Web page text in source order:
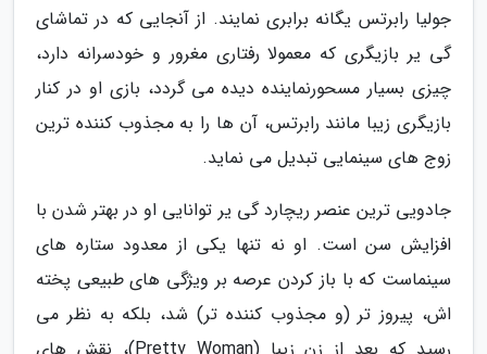
جولیا رابرتس یگانه برابری نمایند. از آنجایی که در تماشای
گی یر بازیگری که معمولا رفتاری مغرور و خودسرانه دارد،
چیزی بسیار مسحورنماینده دیده می گردد، بازی او در کنار
بازیگری زیبا مانند رابرتس، آن ها را به مجذوب کننده ترین
زوج های سینمایی تبدیل می نماید.
جادویی ترین عنصر ریچارد گی یر توانایی او در بهتر شدن با
افزایش سن است. او نه تنها یکی از معدود ستاره های
سینماست که با باز کردن عرصه بر ویژگی های طبیعی پخته
اش، پیروز تر (و مجذوب کننده تر) شد، بلکه به نظر می